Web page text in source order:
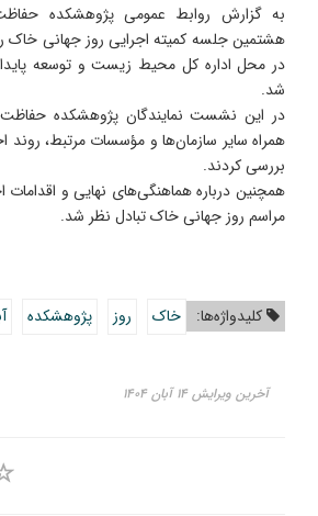
به گزارش روابط عمومی پژوهشکده
در محل اداره کل محیط زیست و توسعه پایدار
شد.
در این نشست نمایندگان پژوهشکده
همراه سایر سازمان‌ها و مؤسسات مرتبط، روند
بررسی کردند.
همچنین درباره هماهنگی‌های نهایی و اقدامات
مراسم روز جهانی خاک تبادل نظر شد.
کلیدواژه‌ها: خاک روز پژوهشکده
آخرین ویرایش ۱۴ آبان ۱۴۰۴